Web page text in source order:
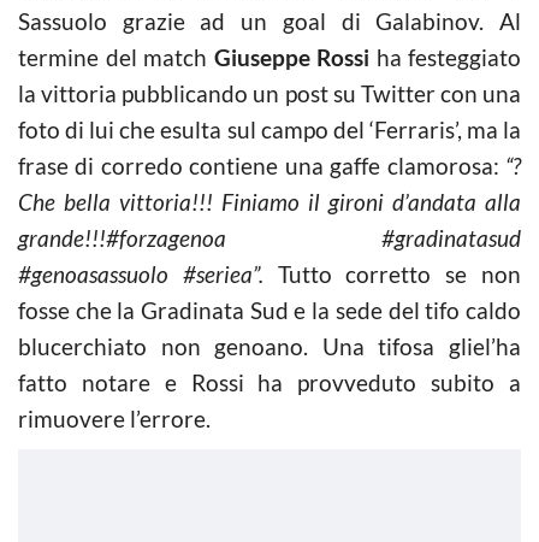
Sassuolo grazie ad un goal di Galabinov. Al
termine del match Giuseppe Rossi ha festeggiato
la vittoria pubblicando un post su Twitter con una
foto di lui che esulta sul campo del ‘Ferraris’, ma la
frase di corredo contiene una gaffe clamorosa: “?
Che bella vittoria!!! Finiamo il gironi d’andata alla
grande!!!#forzagenoa #gradinatasud
#genoasassuolo #seriea”. Tutto corretto se non
fosse che la Gradinata Sud e la sede del tifo caldo
blucerchiato non genoano. Una tifosa gliel’ha
fatto notare e Rossi ha provveduto subito a
rimuovere l’errore.